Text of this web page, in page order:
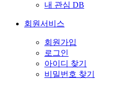
내 관심 DB
회원서비스
회원가입
로그인
아이디 찾기
비밀번호 찾기